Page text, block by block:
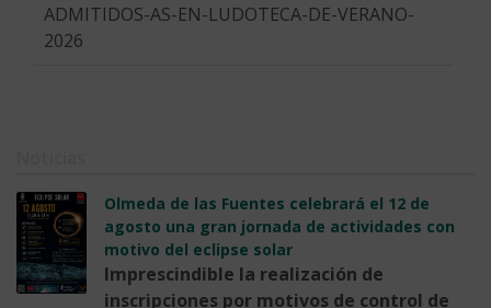
ADMITIDOS-AS-EN-LUDOTECA-DE-VERANO-
2026
Olmeda de las Fuentes celebrará el 12 de
agosto una gran jornada de actividades con
motivo del eclipse solar
Imprescindible la realización de
inscripciones por motivos de control de